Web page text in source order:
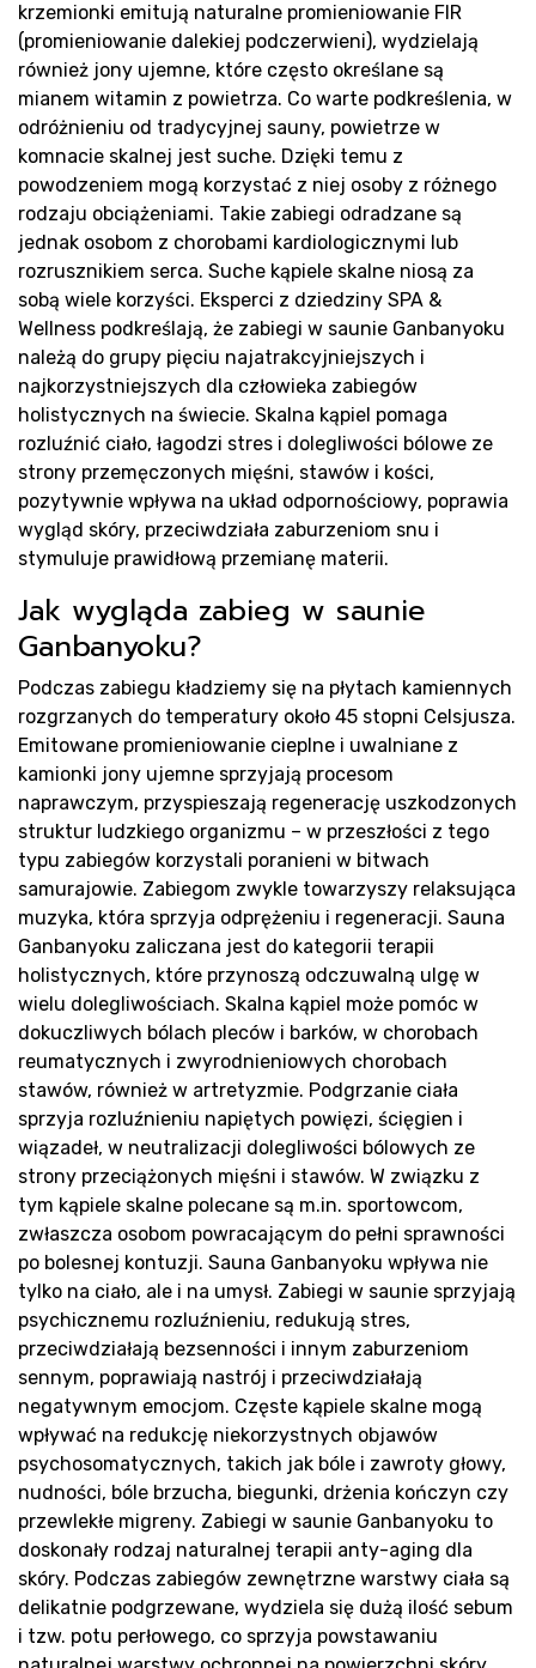
krzemionki emitują naturalne promieniowanie FIR
(promieniowanie dalekiej podczerwieni), wydzielają
również jony ujemne, które często określane są
mianem witamin z powietrza. Co warte podkreślenia, w
odróżnieniu od tradycyjnej sauny, powietrze w
komnacie skalnej jest suche. Dzięki temu z
powodzeniem mogą korzystać z niej osoby z różnego
rodzaju obciążeniami. Takie zabiegi odradzane są
jednak osobom z chorobami kardiologicznymi lub
rozrusznikiem serca. Suche kąpiele skalne niosą za
sobą wiele korzyści. Eksperci z dziedziny SPA &
Wellness podkreślają, że zabiegi w saunie Ganbanyoku
należą do grupy pięciu najatrakcyjniejszych i
najkorzystniejszych dla człowieka zabiegów
holistycznych na świecie. Skalna kąpiel pomaga
rozluźnić ciało, łagodzi stres i dolegliwości bólowe ze
strony przemęczonych mięśni, stawów i kości,
pozytywnie wpływa na układ odpornościowy, poprawia
wygląd skóry, przeciwdziała zaburzeniom snu i
stymuluje prawidłową przemianę materii.
Jak wygląda zabieg w saunie
Ganbanyoku?
Podczas zabiegu kładziemy się na płytach kamiennych
rozgrzanych do temperatury około 45 stopni Celsjusza.
Emitowane promieniowanie cieplne i uwalniane z
kamionki jony ujemne sprzyjają procesom
naprawczym, przyspieszają regenerację uszkodzonych
struktur ludzkiego organizmu – w przeszłości z tego
typu zabiegów korzystali poranieni w bitwach
samurajowie. Zabiegom zwykle towarzyszy relaksująca
muzyka, która sprzyja odprężeniu i regeneracji. Sauna
Ganbanyoku zaliczana jest do kategorii terapii
holistycznych, które przynoszą odczuwalną ulgę w
wielu dolegliwościach. Skalna kąpiel może pomóc w
dokuczliwych bólach pleców i barków, w chorobach
reumatycznych i zwyrodnieniowych chorobach
stawów, również w artretyzmie. Podgrzanie ciała
sprzyja rozluźnieniu napiętych powięzi, ścięgien i
wiązadeł, w neutralizacji dolegliwości bólowych ze
strony przeciążonych mięśni i stawów. W związku z
tym kąpiele skalne polecane są m.in. sportowcom,
zwłaszcza osobom powracającym do pełni sprawności
po bolesnej kontuzji. Sauna Ganbanyoku wpływa nie
tylko na ciało, ale i na umysł. Zabiegi w saunie sprzyjają
psychicznemu rozluźnieniu, redukują stres,
przeciwdziałają bezsenności i innym zaburzeniom
sennym, poprawiają nastrój i przeciwdziałają
negatywnym emocjom. Częste kąpiele skalne mogą
wpływać na redukcję niekorzystnych objawów
psychosomatycznych, takich jak bóle i zawroty głowy,
nudności, bóle brzucha, biegunki, drżenia kończyn czy
przewlekłe migreny. Zabiegi w saunie Ganbanyoku to
doskonały rodzaj naturalnej terapii anty-aging dla
skóry. Podczas zabiegów zewnętrzne warstwy ciała są
delikatnie podgrzewane, wydziela się dużą ilość sebum
i tzw. potu perłowego, co sprzyja powstawaniu